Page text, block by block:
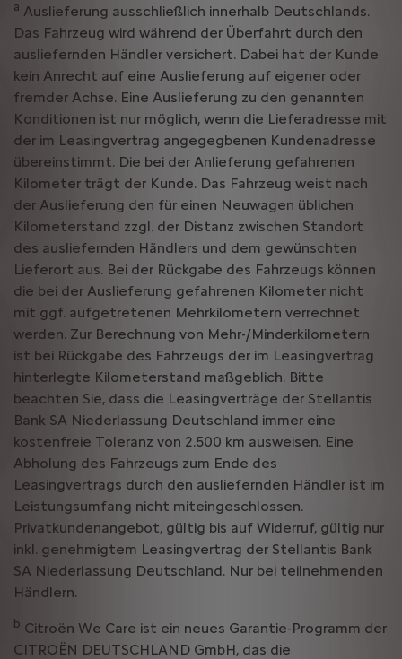
a Auslieferung ausschließlich innerhalb Deutschlands.
Das Fahrzeug wird während der Überfahrt durch den
ausliefernden Händler versichert. Dabei hat der Kunde
kein Anrecht auf eine Auslieferung auf eigener oder
fremder Achse. Eine Auslieferung zu den genannten
Konditionen ist nur möglich, wenn die Lieferadresse mit
der im Leasingvertrag angegegbenen Kundenadresse
übereinstimmt. Die bei der Anlieferung gefahrenen
Kilometer trägt der Kunde. Das Fahrzeug weist nach
der Auslieferung den für einen Neuwagen üblichen
Kilometerstand zzgl. der Distanz zwischen Standort
des ausliefernden Händlers und dem gewünschten
Lieferort aus. Bei der Rückgabe des Fahrzeugs können
die bei der Auslieferung gefahrenen Kilometer nicht
mit ggf. aufgetretenen Mehrkilometern verrechnet
werden. Zur Berechnung von Mehr-/Minderkilometern
ist bei Rückgabe des Fahrzeugs der im Leasingvertrag
hinterlegte Kilometerstand maßgeblich. Bitte
beachten Sie, dass die Leasingverträge der Stellantis
Bank SA Niederlassung Deutschland immer eine
kostenfreie Toleranz von 2.500 km ausweisen. Eine
Abholung des Fahrzeugs zum Ende des
Leasingvertrags durch den ausliefernden Händler ist im
Leistungsumfang nicht miteingeschlossen.
Privatkundenangebot, gültig bis auf Widerruf, gültig nur
inkl. genehmigtem Leasingvertrag der Stellantis Bank
SA Niederlassung Deutschland. Nur bei teilnehmenden
Händlern.
b Citroën We Care ist ein neues Garantie-Programm der
CITROËN DEUTSCHLAND GmbH, das die